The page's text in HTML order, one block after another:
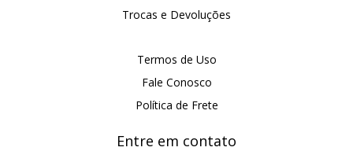
Trocas e Devoluções
Termos de Uso
Fale Conosco
Política de Frete
Entre em contato